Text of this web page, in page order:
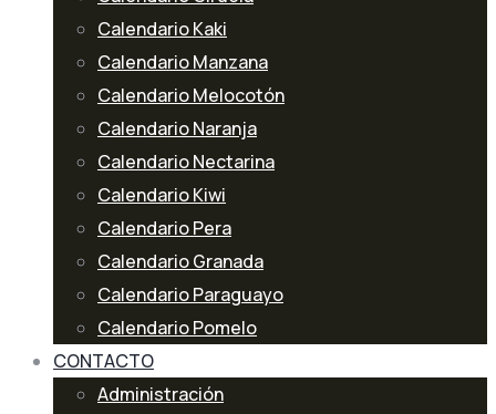
Calendario Kaki
Calendario Manzana
Calendario Melocotón
Calendario Naranja
Calendario Nectarina
Calendario Kiwi
Calendario Pera
Calendario Granada
Calendario Paraguayo
Calendario Pomelo
CONTACTO
Administración